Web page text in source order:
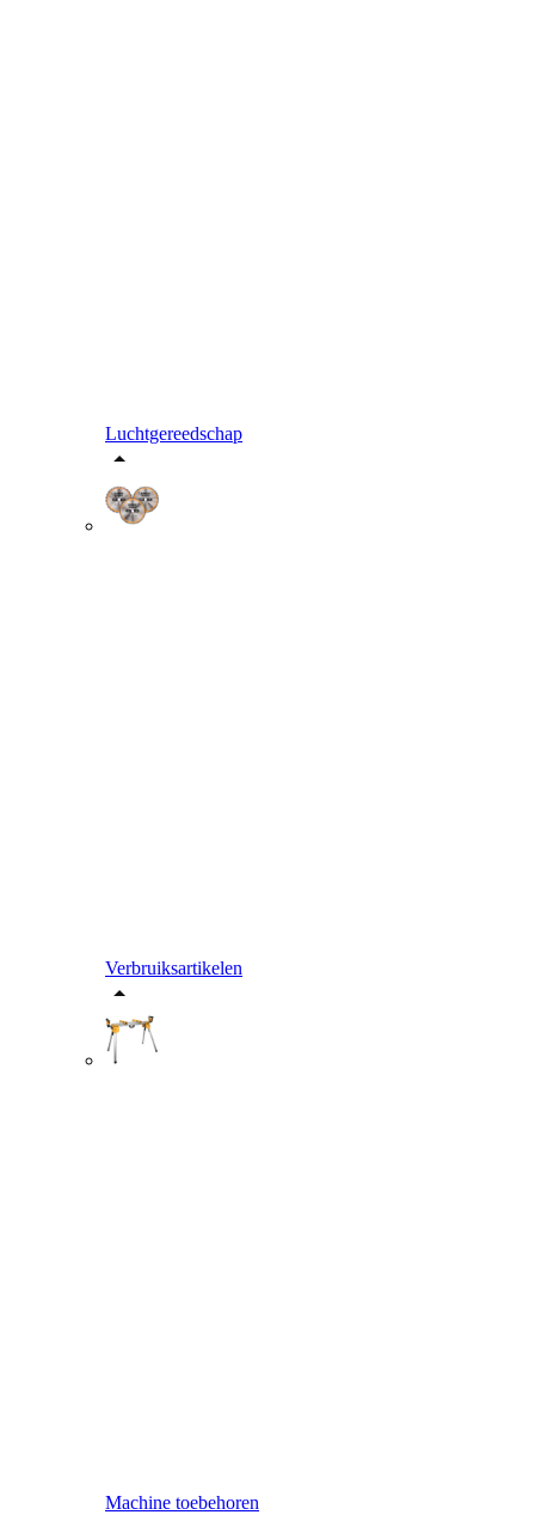
Luchtgereedschap
Verbruiksartikelen
Machine toebehoren